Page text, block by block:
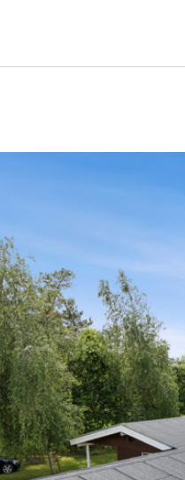
træer, indbydende
terrasserne på solskin,
Sælger købte
2005 er lavet en
soveværelse, walk-in-
oprindelige del er
hus, og også charmen
boligen stemning.
Derudover får I endnu
og en til stue med
andre ord er der alt,
egner sig til at kunne